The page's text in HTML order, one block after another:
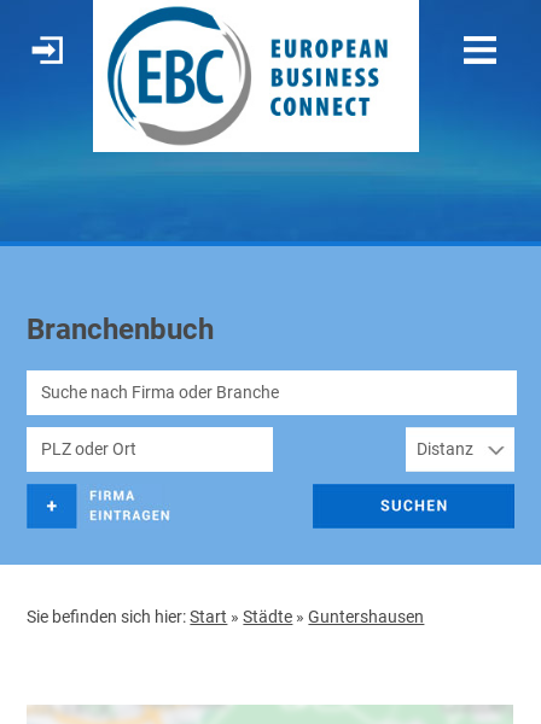
Branchenbuch
Sie befinden sich hier:Start »Städte »Guntershausen